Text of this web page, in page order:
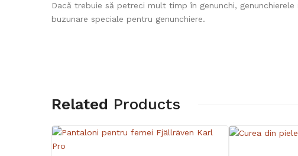
Dacă trebuie să petreci mult timp în genunchi,
buzunare speciale pentru genunchiere.
Related Products